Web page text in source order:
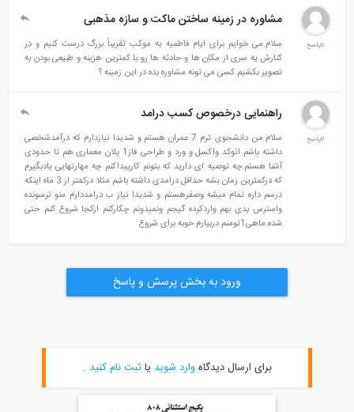
مشاوره در زمینه ساختن ماکت و سازه مذهبی
سلام.می خوایم برای ایام فاطمیه یه موکب تقریباً بزرگ درست کنیم و در
کنارش یه سری از مکان ها و حادثه ها رو با کمترین هزینه و طبیعی بودن به
تصویر بکشیم.کسی می تونه مشاوره بده در این زمینه ؟
راهنمایی درخصوص کسب درامد
سلام.من دانشجوی ترم 7 عمران هستم.و شدیدا نیازدارم که درآمدشخصی
داشته باشم اتوکد واکسل و ورد و طراحی فاز1 پلان معماری هم تا حدودی
آشنا هستم.چه توصیه ای دارید که بتونم کارپیداکنم چه مهارتهایی یادبگیرم
که درکمترین زمان بشه حداقل درامدی داشته باشم مثلا درکمتر از 3 ماه اینکه
درسم داره تمام میشه وصفرهستم و شدیدا نیاز ب درامددارم منو ترسونده
واسترس بدی بهم واردکرده گیجم ونمیدونم چکارکنم ازکجا شروع کنم حتی
شده ماهی1تومنم دربیارم خوبه برای شروع
ورود به بخش پرسش و پاسخ
برای ارسال دیدگاهوارد شویدیاثبت نام کنید.